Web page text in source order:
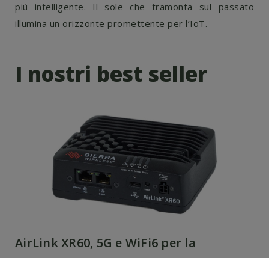
più intelligente. Il sole che tramonta sul passato
illumina un orizzonte promettente per l’IoT.
I nostri best seller
AirLink XR60, 5G e WiFi6 per la